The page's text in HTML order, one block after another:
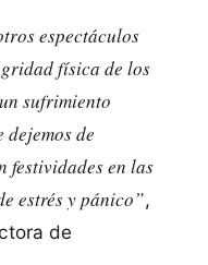
espectáculos
física de los
sufrimiento
de
festividades en las
estrés y pánico”,
de